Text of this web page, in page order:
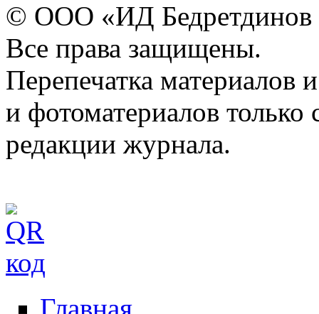
© ООО «ИД
Все права защищены.
Перепечатка материалов
и фотоматериалов
редакции журнала.